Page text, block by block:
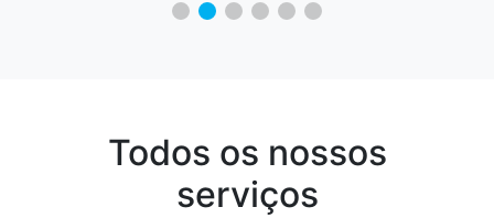
Todos os nossos
serviços